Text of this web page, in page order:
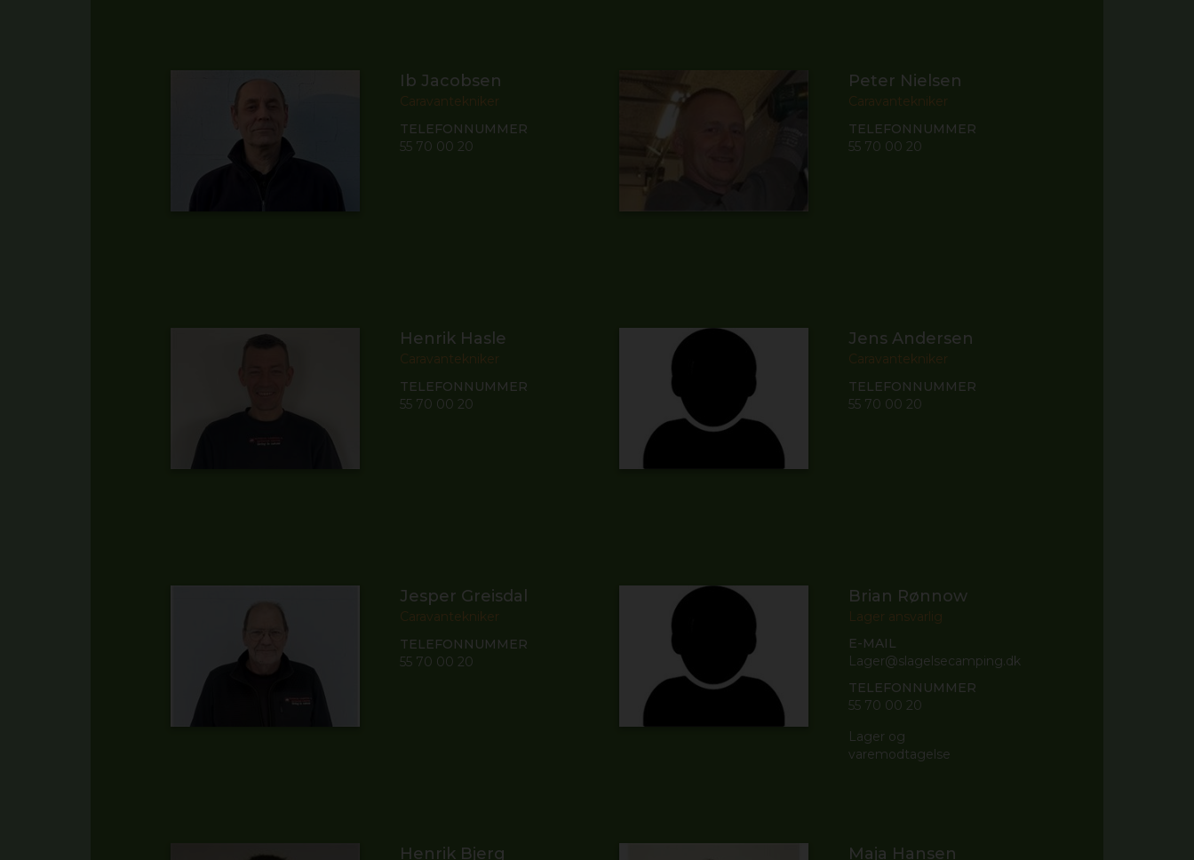
Ib Jacobsen
Caravantekniker
TELEFONNUMMER
55 70 00 20
Peter Nielsen
Caravantekniker
TELEFONNUMMER
55 70 00 20
Henrik Hasle
Caravantekniker
TELEFONNUMMER
55 70 00 20
Jens Andersen
Caravantekniker
TELEFONNUMMER
55 70 00 20
Jesper Greisdal
Caravantekniker
TELEFONNUMMER
55 70 00 20
Brian Rønnow
Lager ansvarlig
E-MAIL
Lager@slagelsecamping.dk
TELEFONNUMMER
55 70 00 20
Lager og
varemodtagelse
Henrik Bjerg Maja Hansen